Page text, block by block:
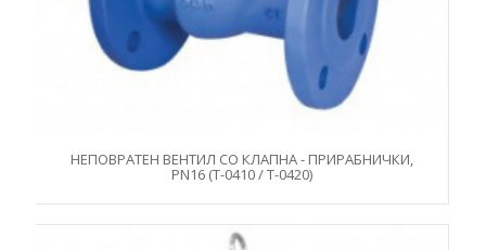
НЕПОВРАТЕН ВЕНТИЛ СО КЛАПНА - ПРИРАБНИЧКИ,
PN16 (Т-0410 / Т-0420)